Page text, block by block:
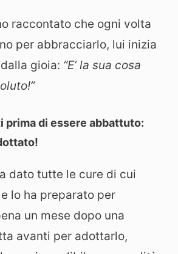
raccontato che ogni volta
per abbracciarlo, lui inizia
gioia: “E’ la sua cosa
prima di essere abbattuto:
dato tutte le cure di cui
lo ha preparato per
un mese dopo una
avanti per adottarlo,